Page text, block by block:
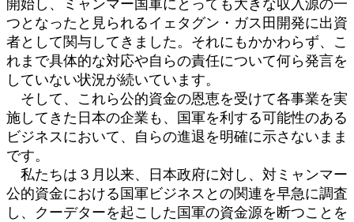
開始し、ミャンマー国軍にとっても大きな収入源の一
つとなったと見られるイェタグン・ガス田開発に出資
者として関与してきました。それにもかかわらず、こ
れまで具体的な対応や自らの責任について何ら発言を
していない状況が続いています。
そして、これら公的資金の恩恵を受けて各事業を実
施してきた日本の企業も、国軍を利する可能性のある
ビジネスにおいて、自らの進退を明確に示さないまま
です。
私たちは３月以来、日本政府に対し、対ミャンマー
公的資金における国軍ビジネスとの関連を早急に調査
し、クーデターを起こした国軍の資金源を断つことを